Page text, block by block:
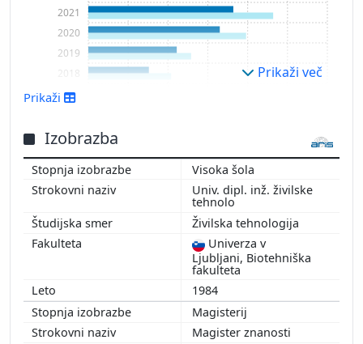
2005
2006
2010
2012
2013
2015
2017
2019
2020
2021
Prikaži več
Prikaži
Izobrazba
Visoka šola
Univ. dipl. inž. živilske
tehnolo
Živilska tehnologija
Univerza v
Ljubljani, Biotehniška
fakulteta
1984
Magisterij
Magister znanosti